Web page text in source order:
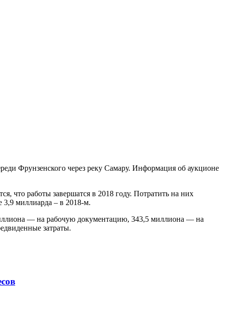
Фрунзенского через реку Самару. Информация об аукционе
что работы завершатся в 2018 году. Потратить на них
3,9 миллиарда – в 2018-м.
— на рабочую документацию, 343,5 миллиона — на
затраты.